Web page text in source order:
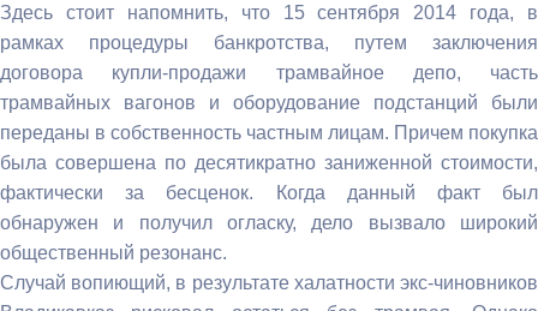
Здесь стоит напомнить, что 15 сентября 2014 года, в
рамках процедуры банкротства, путем заключения
договора купли-продажи трамвайное депо, часть
трамвайных вагонов и оборудование подстанций были
переданы в собственность частным лицам. Причем покупка
была совершена по десятикратно заниженной стоимости,
фактически за бесценок. Когда данный факт был
обнаружен и получил огласку, дело вызвало широкий
общественный резонанс.
Случай вопиющий, в результате халатности экс-чиновников